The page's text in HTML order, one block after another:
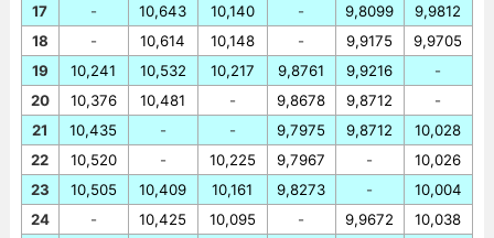
17
18
19
20
21
22
23
24
-
-
10,241
10,376
10,435
10,520
10,505
-
10,643
10,614
10,532
10,481
-
-
10,409
10,425
10,140
10,148
10,217
-
-
10,225
10,161
10,095
-
-
9,8761
9,8678
9,7975
9,7967
9,8273
-
9,8099
9,9175
9,9216
9,8712
9,8712
-
-
9,9672
9,9812
9,9705
-
-
10,028
10,026
10,004
10,038